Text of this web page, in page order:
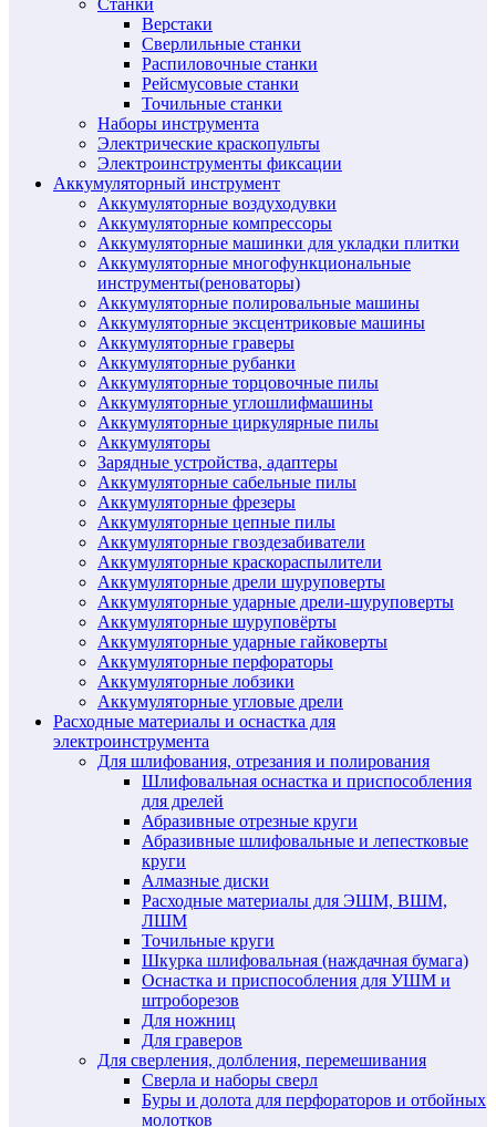
Станки
Верстаки
Сверлильные станки
Распиловочные станки
Рейсмусовые станки
Точильные станки
Наборы инструмента
Электрические краскопульты
Электроинструменты фиксации
Аккумуляторный инструмент
Аккумуляторные воздуходувки
Аккумуляторные компрессоры
Аккумуляторные машинки для укладки плитки
Аккумуляторные многофункциональные
инструменты(реноваторы)
Аккумуляторные полировальные машины
Аккумуляторные эксцентриковые машины
Аккумуляторные граверы
Аккумуляторные рубанки
Аккумуляторные торцовочные пилы
Аккумуляторные углошлифмашины
Аккумуляторные циркулярные пилы
Аккумуляторы
Зарядные устройства, адаптеры
Аккумуляторные сабельные пилы
Аккумуляторные фрезеры
Аккумуляторные цепные пилы
Аккумуляторные гвоздезабиватели
Аккумуляторные краскораспылители
Аккумуляторные дрели шуруповерты
Аккумуляторные ударные дрели-шуруповерты
Аккумуляторные шуруповёрты
Аккумуляторные ударные гайковерты
Аккумуляторные перфораторы
Аккумуляторные лобзики
Аккумуляторные угловые дрели
Расходные материалы и оснастка для
электроинструмента
Для шлифования, отрезания и полирования
Шлифовальная оснастка и приспособления
для дрелей
Абразивные отрезные круги
Абразивные шлифовальные и лепестковые
круги
Алмазные диски
Расходные материалы для ЭШМ, ВШМ,
ЛШМ
Точильные круги
Шкурка шлифовальная (наждачная бумага)
Оснастка и приспособления для УШМ и
штроборезов
Для ножниц
Для граверов
Для сверления, долбления, перемешивания
Сверла и наборы сверл
Буры и долота для перфораторов и отбойных
молотков